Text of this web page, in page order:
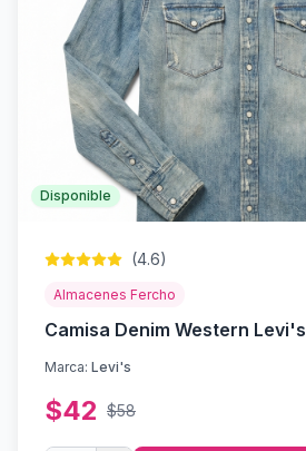
Disponible
(4.6)
Almacenes Fercho
Camisa Denim Western Levi's
Marca: Levi's
$42 $58